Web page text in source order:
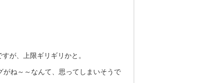
が、上限ギリギリかと。
ね～～なんて、思ってしまいそうで